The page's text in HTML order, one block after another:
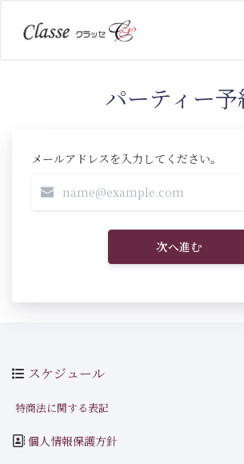
パーティー予
メールアドレスを入力してください。
次へ進む
スケジュール
特商法に関する表記
個人情報保護方針